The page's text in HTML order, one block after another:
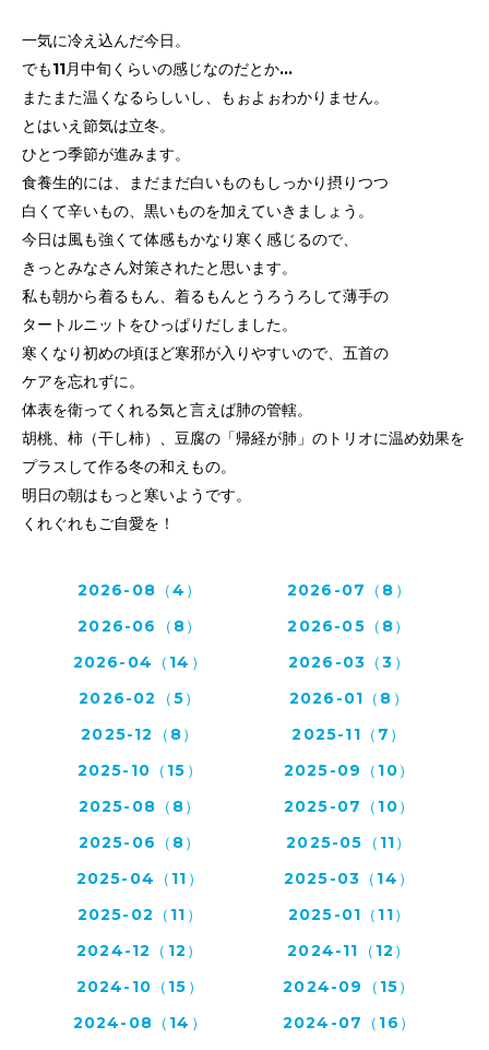
一気に冷え込んだ今日。
でも11月中旬くらいの感じなのだとか...
またまた温くなるらしいし、もぉよぉわかりません。
とはいえ節気は立冬。
ひとつ季節が進みます。
食養生的には、まだまだ白いものもしっかり摂りつつ
白くて辛いもの、黒いものを加えていきま しょう。
今日は風も強くて体感もかなり寒く感じるので、
きっとみなさん対策されたと思います。
私も朝から着るもん、着るもんとうろうろして薄手の
タートルニットをひっぱりだしました。
寒くなり初めの頃ほど寒邪が入りやすいので、 五首の
ケアを忘れずに。
体表を衛ってくれる気と言えば肺の管轄。
胡桃、柿（干し柿）、豆腐の「帰経が肺」のトリオに温め効果を
プラスして作る冬の和えもの。
明日の朝はもっと寒いようです。
くれぐれもご自愛を！
2026-08（4）
2026-07（8）
2026-06（8）
2026-05（8）
2026-04（14）
2026-03（3）
2026-02（5）
2026-01（8）
2025-12（8）
2025-11（7）
2025-10（15）
2025-09（10）
2025-08（8）
2025-07（10）
2025-06（8）
2025-05（11）
2025-04（11）
2025-03（14）
2025-02（11）
2025-01（11）
2024-12（12）
2024-11（12）
2024-10（15）
2024-09（15）
2024-08（14）
2024-07（16）